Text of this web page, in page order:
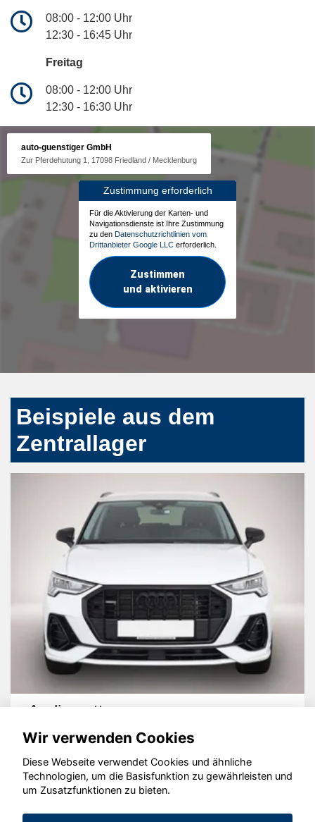
08:00 - 12:00 Uhr
12:30 - 16:45 Uhr
Freitag
08:00 - 12:00 Uhr
12:30 - 16:30 Uhr
auto-guenstiger GmbH
Zur Pferdehutung 1, 17098 Friedland / Mecklenburg
Zustimmung erforderlich
Für die Aktivierung der Karten- und
Navigationsdienste ist Ihre Zustimmung
zu den Datenschutzrichtlinien vom
Drittanbieter Google LLC erforderlich.
Zustimmen
und aktivieren
Beispiele aus dem
Zentrallager
Audi quattro
© konjunkturmotor.de GmbH 2020 - 2026
Wir verwenden Cookies
Diese Webseite verwendet Cookies und ähnliche
Technologien, um die Basisfunktion zu gewährleisten und
um Zusatzfunktionen zu bieten.